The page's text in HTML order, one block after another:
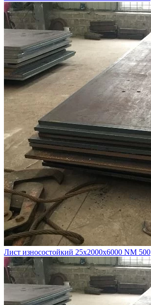
Лист износостойкий 25х2000х6000 NM 500